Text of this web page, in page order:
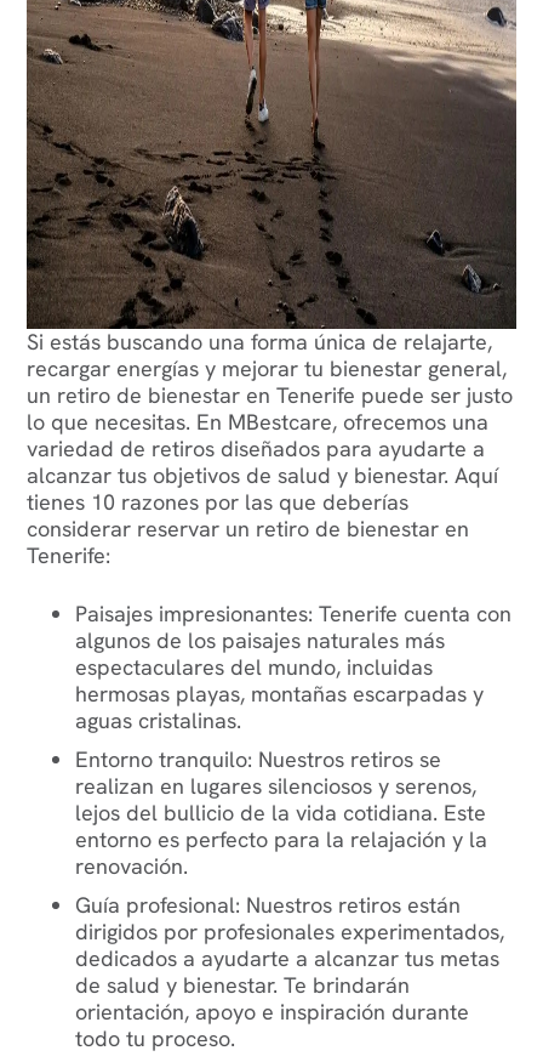
Si estás buscando una forma única de relajarte,
recargar energías y mejorar tu bienestar general,
un retiro de bienestar en Tenerife puede ser justo
lo que necesitas. En MBestcare, ofrecemos una
variedad de retiros diseñados para ayudarte a
alcanzar tus objetivos de salud y bienestar. Aquí
tienes 10 razones por las que deberías
considerar reservar un retiro de bienestar en
Tenerife:
Paisajes impresionantes: Tenerife cuenta con
algunos de los paisajes naturales más
espectaculares del mundo, incluidas
hermosas playas, montañas escarpadas y
aguas cristalinas.
Entorno tranquilo: Nuestros retiros se
realizan en lugares silenciosos y serenos,
lejos del bullicio de la vida cotidiana. Este
entorno es perfecto para la relajación y la
renovación.
Guía profesional: Nuestros retiros están
dirigidos por profesionales experimentados,
dedicados a ayudarte a alcanzar tus metas
de salud y bienestar. Te brindarán
orientación, apoyo e inspiración durante
todo tu proceso.